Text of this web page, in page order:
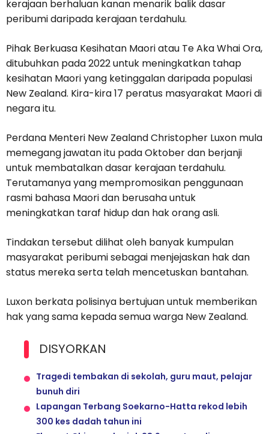
kerajaan berhaluan kanan menarik balik dasar
peribumi daripada kerajaan terdahulu.
Pihak Berkuasa Kesihatan Maori atau Te Aka Whai Ora,
ditubuhkan pada 2022 untuk meningkatkan tahap
kesihatan Maori yang ketinggalan daripada populasi
New Zealand. Kira-kira 17 peratus masyarakat Maori di
negara itu.
Perdana Menteri New Zealand Christopher Luxon mula
memegang jawatan itu pada Oktober dan berjanji
untuk membatalkan dasar kerajaan terdahulu.
Terutamanya yang mempromosikan penggunaan
rasmi bahasa Maori dan berusaha untuk
meningkatkan taraf hidup dan hak orang asli.
Tindakan tersebut dilihat oleh banyak kumpulan
masyarakat peribumi sebagai menjejaskan hak dan
status mereka serta telah mencetuskan bantahan.
Luxon berkata polisinya bertujuan untuk memberikan
hak yang sama kepada semua warga New Zealand.
DISYORKAN
Tragedi tembakan di sekolah, guru maut, pelajar
bunuh diri
Lapangan Terbang Soekarno-Hatta rekod lebih
300 kes dadah tahun ini